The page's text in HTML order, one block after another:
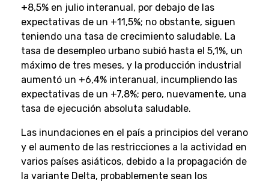
+8,5% en julio interanual, por debajo de las
expectativas de un +11,5%; no obstante, siguen
teniendo una tasa de crecimiento saludable. La
tasa de desempleo urbano subió hasta el 5,1%, un
máximo de tres meses, y la producción industrial
aumentó un +6,4% interanual, incumpliendo las
expectativas de un +7,8%; pero, nuevamente, una
tasa de ejecución absoluta saludable.
Las inundaciones en el país a principios del verano
y el aumento de las restricciones a la actividad en
varios países asiáticos, debido a la propagación de
la variante Delta, probablemente sean los